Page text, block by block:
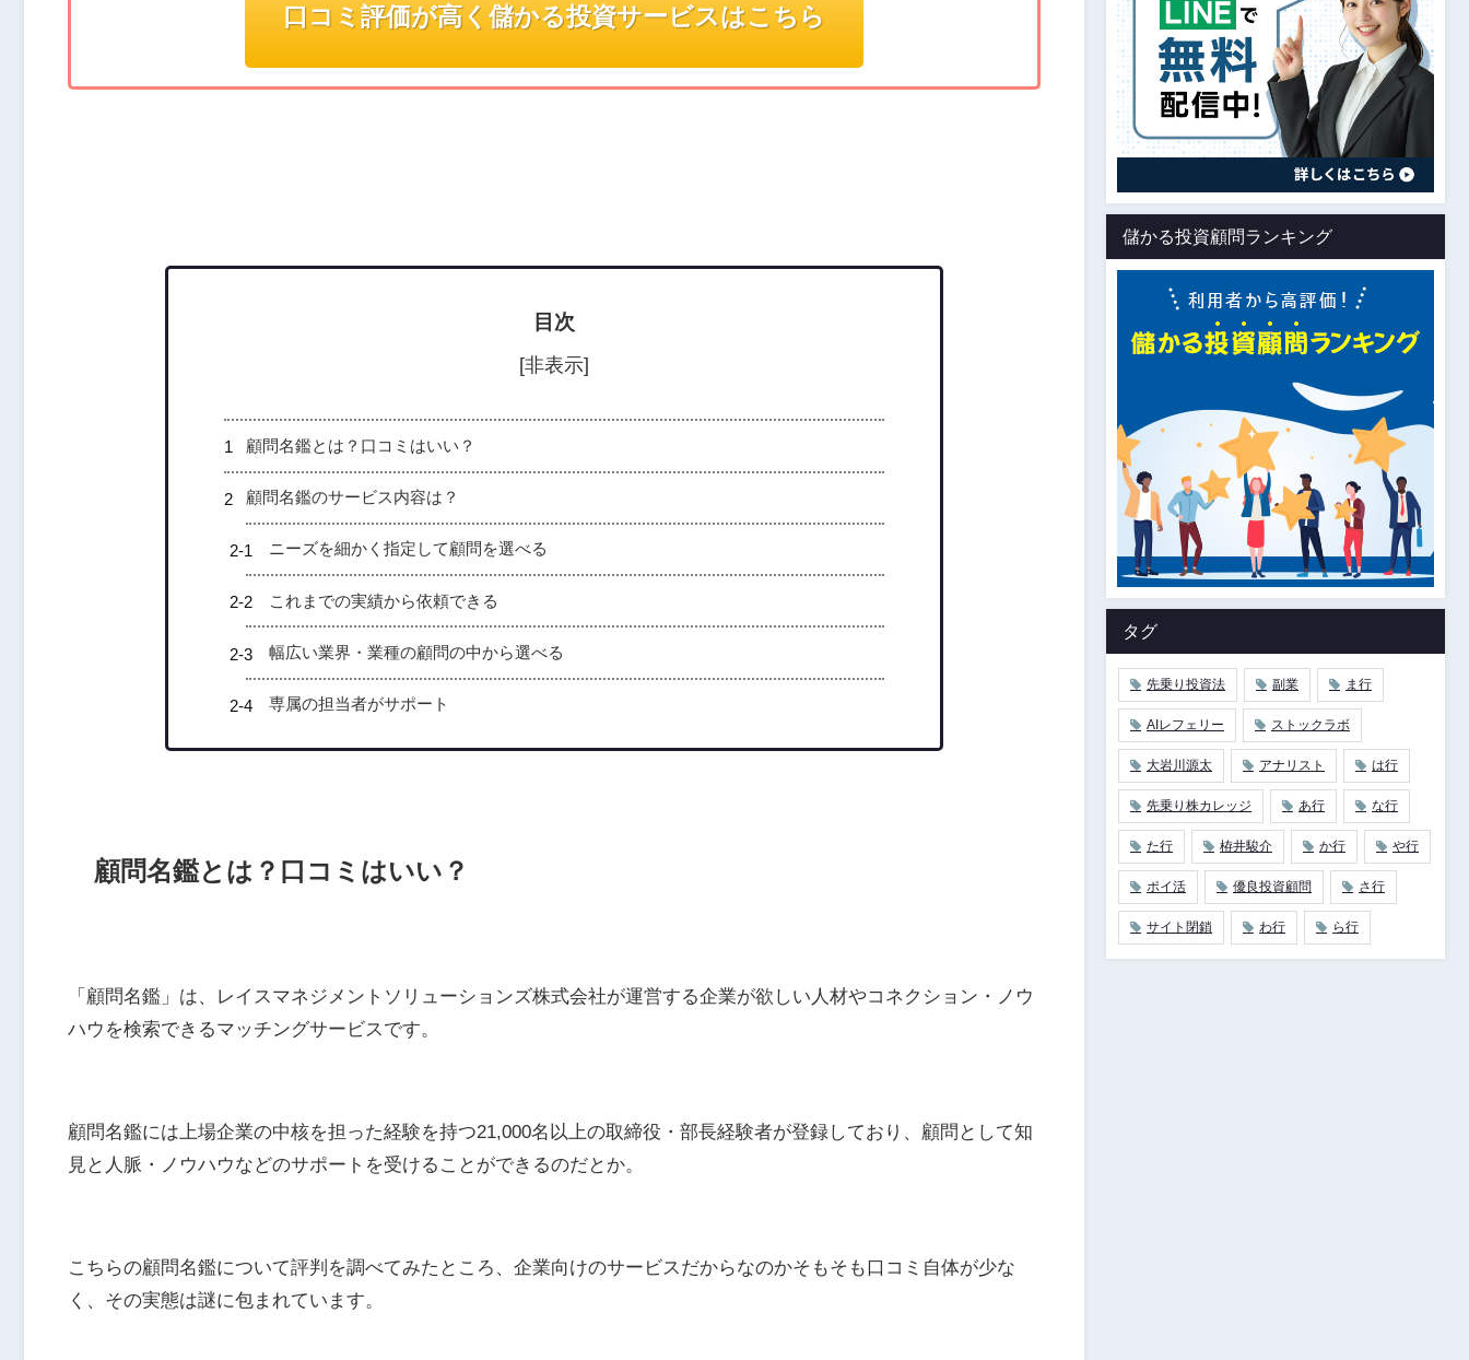
口コミ評価が高く儲かる投資サービスはこちら
目次
[非表示]
顧問名鑑とは？口コミはいい？
顧問名鑑のサービス内容は？
ニーズを細かく指定して顧問を選べる
これまでの実績から依頼できる
幅広い業界・業種の顧問の中から選べる
専属の担当者がサポート
顧問名鑑とは？口コミはいい？
「顧問名鑑」は、レイスマネジメントソリューションズ株式会社が運営する企業が欲しい人材やコネクション・ノウ
ハウを検索できるマッチングサービスです。
顧問名鑑には上場企業の中核を担った経験を持つ21,000名以上の取締役・部長経験者が登録しており、顧問として知
見と人脈・ノウハウなどのサポートを受けることができるのだとか。
こちらの顧問名鑑について評判を調べてみたところ、企業向けのサービスだからなのかそもそも口コミ自体が少な
く、その実態は謎に包まれています。
儲かる投資顧問ランキング
タグ
先乗り投資法 副業 ま行
AIレフェリー ストックラボ
大岩川源太 アナリスト は行
先乗り株カレッジ あ行 な行
た行 栫井駿介 か行 や行
ポイ活 優良投資顧問 さ行
サイト閉鎖 わ行 ら行